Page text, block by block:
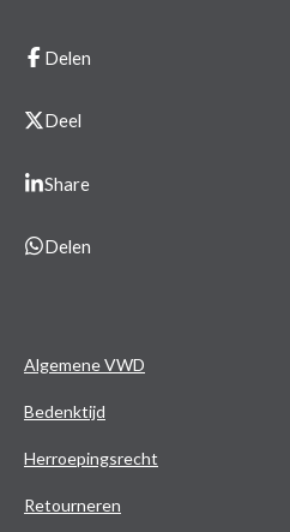
Delen
Deel
Share
Delen
Algemene VWD
Bedenktijd
Herroepingsrecht
Retourneren